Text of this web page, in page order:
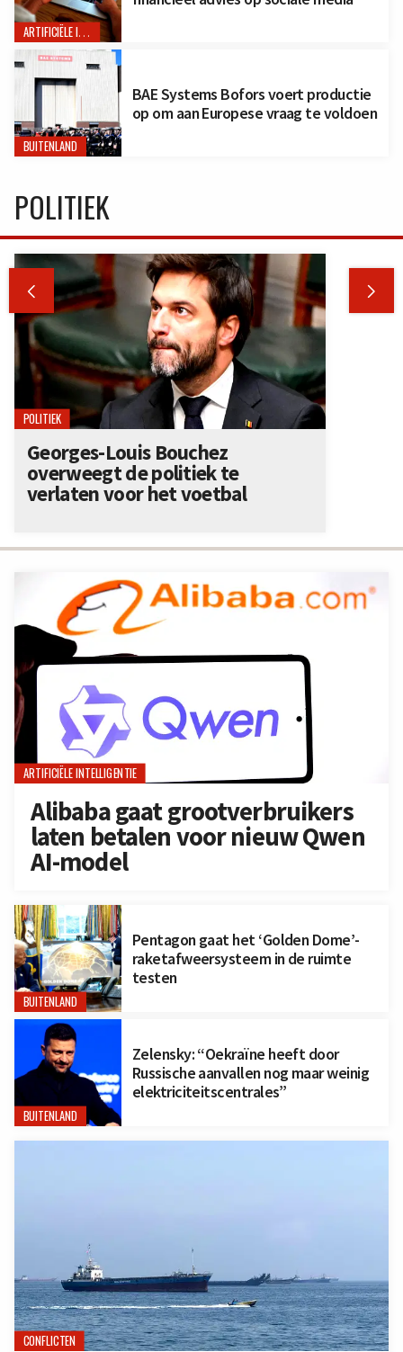
ARTIFICIËLE INTELLIGENTIE
BUITENLAND
BAE Systems Bofors voert productie
op om aan Europese vraag te voldoen
ARTIFICIËLE INTELLIGENTIE
Alibaba gaat grootverbruikers
laten betalen voor nieuw Qwen
AI-model
BUITENLAND
Pentagon gaat het ‘Golden Dome’-
raketafweersysteem in de ruimte
testen
BUITENLAND
Zelensky: “Oekraïne heeft door
Russische aanvallen nog maar weinig
elektriciteitscentrales”
CONFLICTEN
POLITIEK
 
POLITIEK
Georges-Louis Bouchez
overweegt de politiek te
verlaten voor het voetbal